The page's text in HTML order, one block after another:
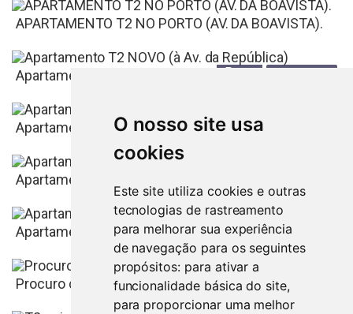
O nosso site usa
cookies
Este site utiliza cookies e outras
tecnologias de rastreamento
para melhorar sua experiência
de navegação para os seguintes
propósitos: para ativar a
funcionalidade básica do site,
para proporcionar uma melhor
Porto
APARTAMENTO T2 NO PORTO (AV. DA BOAVISTA).
Porto
Apartamento T2 NOVO (à Av. da República)
Apartamento T2 (Av. da República)
Porto
Apartamento T2, Porto (Boavista, Bom Sucesso)
Porto
Apartamento T2 no Porto (Boavista)
Procuro casa